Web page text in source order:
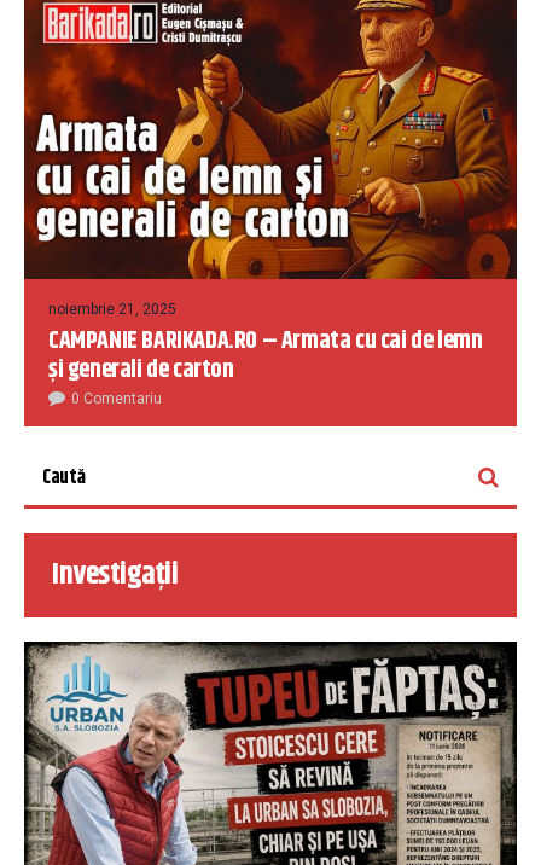
noiembrie 21, 2025
CAMPANIE BARIKADA.RO – Armata cu cai de lemn
și generali de carton
0 Comentariu
Investigații